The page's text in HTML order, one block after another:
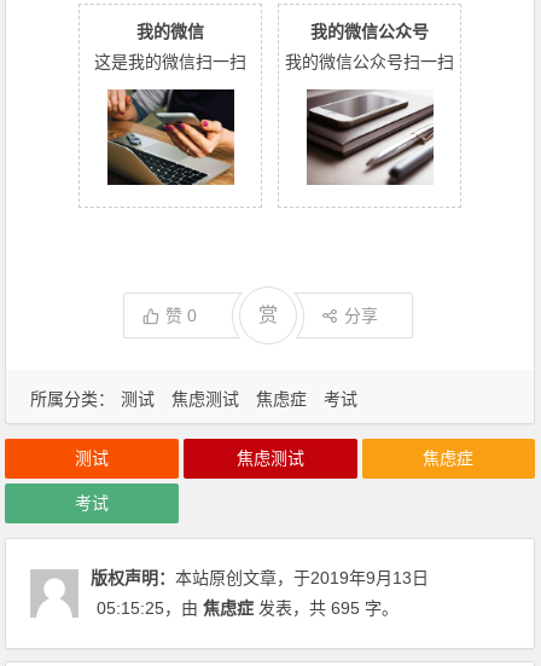
所属分类： 测试 焦虑测试 焦虑症 考试
我的微信
这是我的微信扫一扫
我的微信公众号
我的微信公众号扫一扫
赞0 赏 分享
测试 焦虑测试 焦虑症
考试
版权声明：本站原创文章，于2019年9月13日
05:15:25，由焦虑症 发表，共 695 字。